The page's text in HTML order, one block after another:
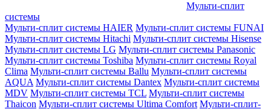
Мульти-сплит
системы
Мульти-сплит системы HAIER Мульти-сплит системы FUNAI
Мульти-сплит системы Hitachi Мульти-сплит системы Hisense
Мульти-сплит системы LG Мульти-сплит системы Panasonic
Мульти-сплит системы Toshiba Мульти-сплит системы Royal
Clima Мульти-сплит системы Ballu Мульти-сплит системы
AQUA Мульти-сплит системы Dantex Мульти-сплит системы
MDV Мульти-сплит системы TCL Мульти-сплит системы
Thaicon Мульти-сплит системы Ultima Comfort Мульти-сплит-